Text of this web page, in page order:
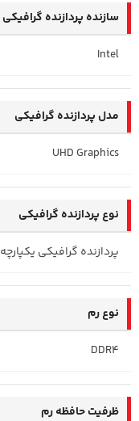
سازنده پردازنده گرافیکی
Intel
مدل پردازنده گرافیکی
UHD Graphics
نوع پردازنده گرافیکی
پردازنده گرافیکی یکپارچه
نوع رم
DDR4
ظرفیت حافظه رم